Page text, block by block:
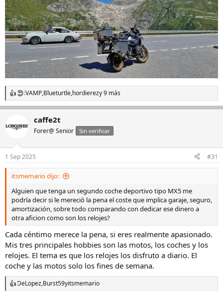
R
e
c
e
s
iVAMP,Blueturtle,hordierezy 9 más
caffe2t
Forer@ Senior Sin verificar
1 Sep 2025 #31
itsmemario dijo:
Alguien que tenga un segundo coche deportivo tipo MX5 me
podría decir si le mereció la pena el coste que implica garaje, seguro,
amortización, sobre todo comparando con dedicar ese dinero a
otra aficion como son los relojes?
Cada céntimo merece la pena, si eres realmente apasionado.
Mis tres principales hobbies son las motos, los coches y los
relojes. El tema es que los relojes los disfruto a diario. El
coche y las motos solo los fines de semana.
R
DeLopez,Burst59yitsmemario